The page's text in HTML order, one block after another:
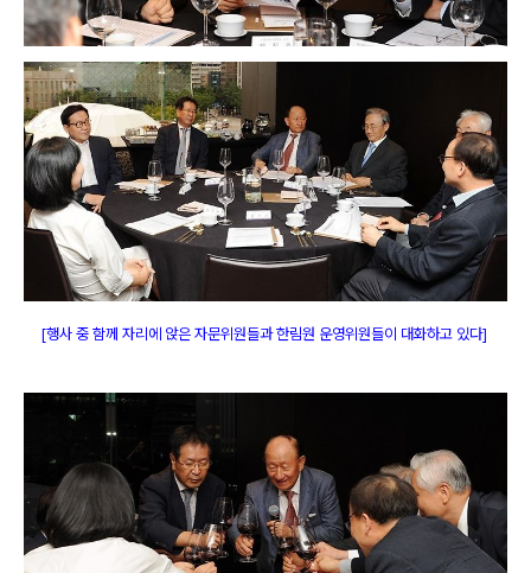
[행사 중 함께 자리에 앉은 자문위원들과 한림원 운영위원들이 대화하고 있다]